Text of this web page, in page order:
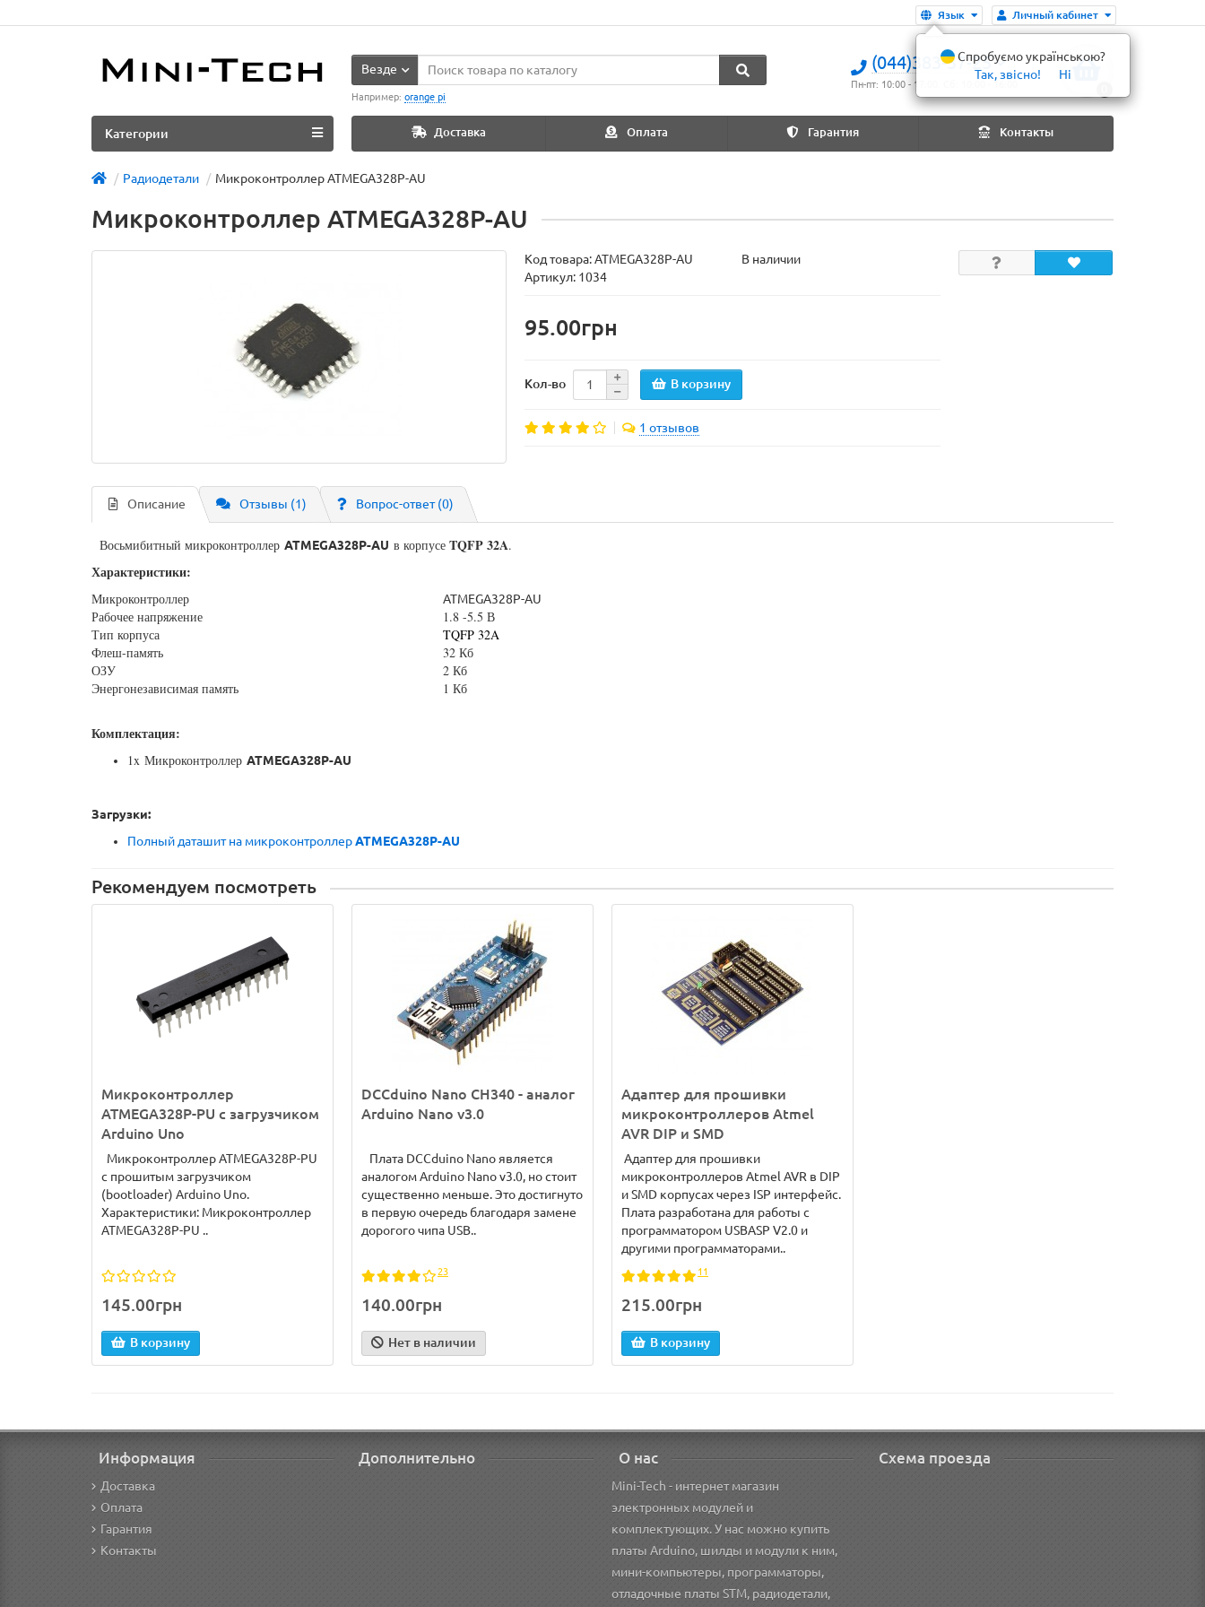
Личный кабинет
Язык
(044)383-37-25
Пн-пт: 10:00 - 17:00. Сб: 10:00 - 16:00
Везде
Например: orange pi
Доставка Оплата Гарантия Контакты
Категории
Радиодетали Микроконтроллер ATMEGA328P-AU
Микроконтроллер ATMEGA328P-AU
Код товара:ATMEGA328P-AU
В наличии
Артикул: 1034
95.00грн
Кол-во В корзину
1 отзывов
Описание Отзывы (1) Вопрос-ответ(0)
Восьмибитный микроконтроллер ATMEGA328P-AU в корпусе TQFP 32A.
Характеристики:
Микроконтроллер ATMEGA328P-AU
Рабочее напряжение
1.8 -5.5 В
Тип корпуса
TQFP 32A
Флеш-память
32 Кб
ОЗУ 2 Кб
Энергонезависимая память
1 Кб
Комплектация:
1x Микроконтроллер ATMEGA328P-AU
Загрузки:
Полный даташит на микроконтроллерATMEGA328P-AU
Рекомендуем посмотреть
Микроконтроллер
ATMEGA328P-PU с загрузчиком
Arduino Uno
Микроконтроллер ATMEGA328P-PU
с прошитым загрузчиком
(bootloader) Arduino Uno.
Характеристики: Микроконтроллер
ATMEGA328P-PU ..
145.00грн
В корзину
DCCduino Nano CH340 - аналог
Arduino Nano v3.0
Плата DCCduino Nano является
аналогом Arduino Nano v3.0, но стоит
существенно меньше. Это достигнуто
в первую очередь благодаря замене
дорогого чипа USB..
23
140.00грн
Нет в наличии
Адаптер для прошивки
микроконтроллеров Atmel
AVR DIP и SMD
Адаптер для прошивки
микроконтроллеров Atmel AVR в DIP
и SMD корпусах через ISP интерфейс.
Плата разработана для работы с
программатором USBASP V2.0 и
другими программаторами..
11
215.00грн
В корзину
Информация
Доставка
Оплата
Гарантия
Контакты
Дополнительно О нас
Mini-Tech - интернет магазин
электронных модулей и
комплектующих. У нас можно купить
платы Arduino, шилды и модули к ним,
мини-компьютеры, программаторы,
отладочные платы STM, радиодетали,
Схема проезда
Спробуємо українською?
Так, звісно!
Ні